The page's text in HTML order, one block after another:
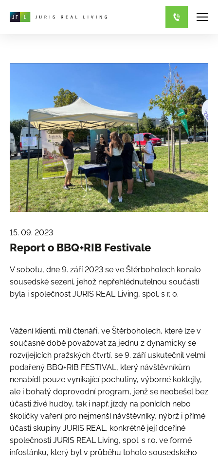
15. 09. 2023
Report o BBQ+RIB Festivale
V sobotu, dne 9. září 2023 se ve Štěrboholech konalo
sousedské sezení, jehož nepřehlédnutelnou součástí
byla i společnost JURIS REAL Living, spol. s r. o.
Vážení klienti, milí čtenáři, ve Štěrboholech, které lze v
současné době považovat za jednu z dynamicky se
rozvíjejících pražských čtvrtí, se 9. září uskutečnil velmi
podařený BBQ+RIB FESTIVAL, který návštěvníkům
nenabídl pouze vynikající pochutiny, výborné koktejly,
ale i bohatý doprovodní program, jenž se neobešel bez
účasti živé hudby, tak i např. jízdy na ponících nebo
školičky vaření pro nejmenší návštěvníky, nýbrž i přímé
účasti skupiny JURIS REAL, konkrétně její dceřiné
společnosti JURIS REAL Living, spol. s r.o. ve formě
infostánku, který byl v průběhu tohoto sousedského